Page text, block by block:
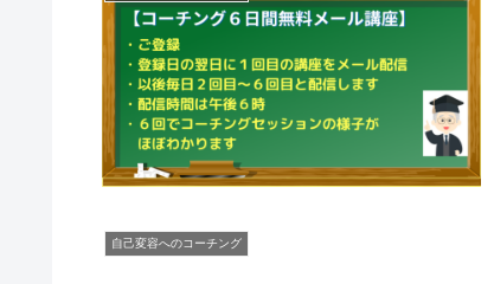
自己変容へのコーチング